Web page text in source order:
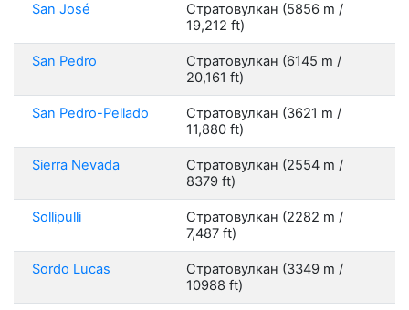
San José
Стратовулкан (5856 m /
19,212 ft)
San Pedro
Стратовулкан (6145 m /
20,161 ft)
San Pedro-Pellado
Стратовулкан (3621 m /
11,880 ft)
Sierra Nevada
Стратовулкан (2554 m /
8379 ft)
Sollipulli
Стратовулкан (2282 m /
7,487 ft)
Sordo Lucas
Стратовулкан (3349 m /
10988 ft)